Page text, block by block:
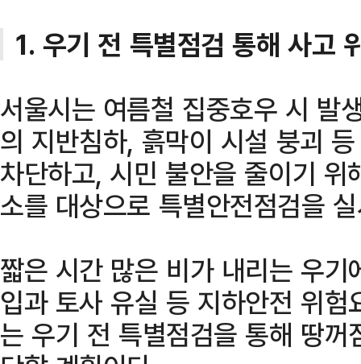
1. 우기 전 특별점검 통해 사고
서울시는 여름철 집중호우 시 발
의 지반침하, 흙막이 시설 붕괴
차단하고, 시민 불안을 줄이기
소를 대상으로 특별안전점검을
짧은 시간 많은 비가 내리는 우
입과 토사 유실 등 지하안전 위
는 우기 전 특별점검을 통해 땅